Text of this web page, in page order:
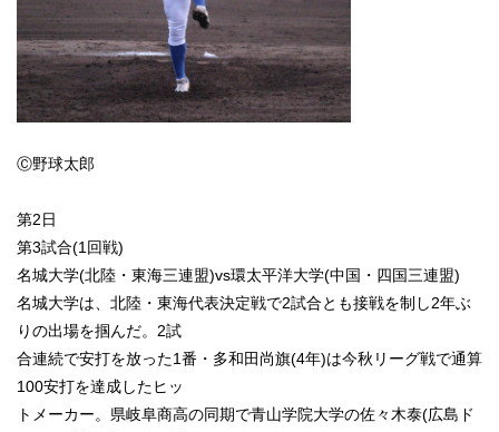
Ⓒ野球太郎
第2日
第3試合(1回戦)
名城大学(北陸・東海三連盟)vs環太平洋大学(中国・四国三連盟)
名城大学は、北陸・東海代表決定戦で2試合とも接戦を制し2年ぶ
りの出場を掴んだ。2試
合連続で安打を放った1番・多和田尚旗(4年)は今秋リーグ戦で通算
100安打を達成したヒッ
トメーカー。県岐阜商高の同期で青山学院大学の佐々木泰(広島ド